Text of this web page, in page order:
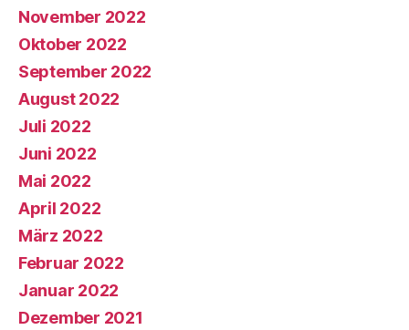
November 2022
Oktober 2022
September 2022
August 2022
Juli 2022
Juni 2022
Mai 2022
April 2022
März 2022
Februar 2022
Januar 2022
Dezember 2021